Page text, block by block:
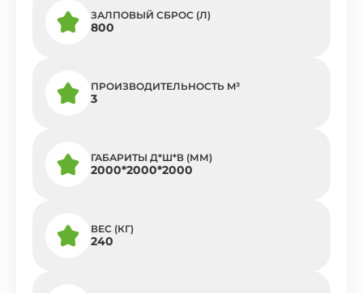
ЗАЛПОВЫЙ СБРОС (Л)
800
ПРОИЗВОДИТЕЛЬНОСТЬ M³
3
ГАБАРИТЫ Д*Ш*В (ММ)
2000*2000*2000
ВЕС (КГ)
240